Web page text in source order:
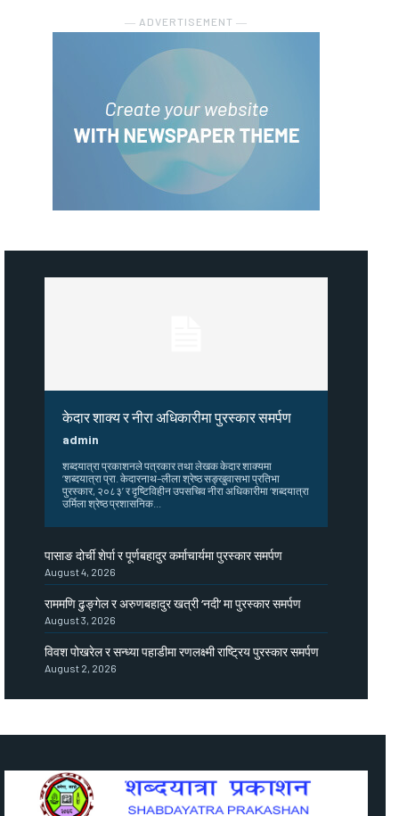
― ADVERTISEMENT ―
केदार शाक्य र नीरा अधिकारीमा पुरस्कार समर्पण
admin
शब्दयात्रा प्रकाशनले पत्रकार तथा लेखक केदार शाक्यमा
‘शब्दयात्रा प्रा. केदारनाथ–लीला श्रेष्ठ सङ्खुवासभा प्रतिभा
पुरस्कार, २०८३’ र दृष्टिविहीन उपसचिव नीरा अधिकारीमा ‘शब्दयात्रा
उर्मिला श्रेष्ठ प्रशासनिक...
पासाङ दोर्ची शेर्पा र पूर्णबहादुर कर्माचार्यमा पुरस्कार समर्पण
August 4, 2026
राममणि ढुङ्गेल र अरुणबहादुर खत्री ‘नदी’ मा पुरस्कार समर्पण
August 3, 2026
विवश पोखरेल र सन्ध्या पहाडीमा रणलक्ष्मी राष्ट्रिय पुरस्कार समर्पण
August 2, 2026